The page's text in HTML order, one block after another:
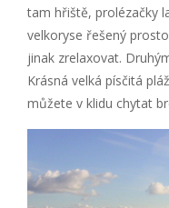
tam hřiště, prolézačky
velkoryse řešený
jinak zrelaxovat.
Krásná velká písčitá
můžete v klidu chytat